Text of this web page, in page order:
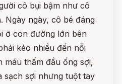
cô bụi bậm như cô
Ngày ngày, cô bé đáng
ở con đường lớn bên
kéo nhiều đến nỗi
máu thấm đầu ống sợi,
sợi nhưng tuột tay